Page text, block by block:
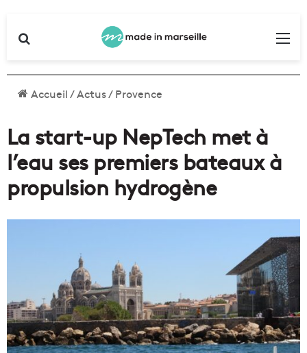
Accueil/Actus/Provence
La start-up NepTech met à
l’eau ses premiers bateaux à
propulsion hydrogène